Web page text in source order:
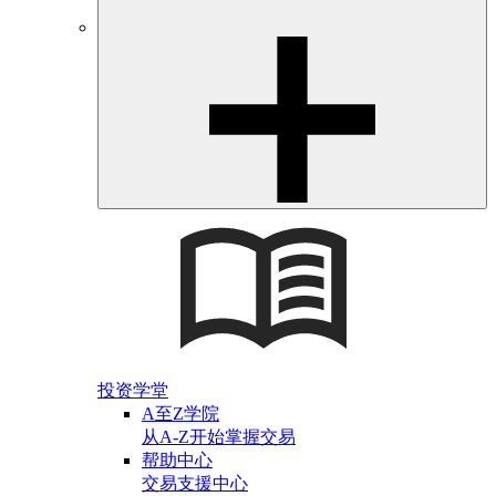
投资学堂
A至Z学院
从A-Z开始掌握交易
帮助中心
交易支援中心